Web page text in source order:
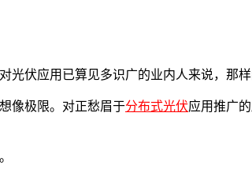
伏应用已算见多识广的业内人来说，那
像极限。对正愁眉于分布式光伏应用推广